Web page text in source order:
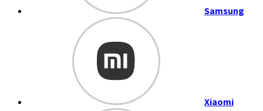
Samsung
Xiaomi